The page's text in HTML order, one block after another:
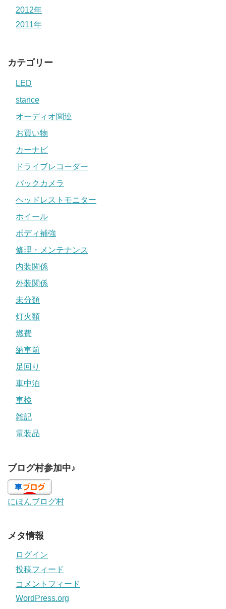
2012年
2011年
カテゴリー
LED
stance
オーディオ関連
お買い物
カーナビ
ドライブレコーダー
バックカメラ
ヘッドレストモニター
ホイール
ボディ補強
修理・メンテナンス
内装関係
外装関係
未分類
灯火類
燃費
納車前
足回り
車中泊
車検
雑記
電装品
ブログ村参加中♪
にほんブログ村
メタ情報
ログイン
投稿フィード
コメントフィード
WordPress.org